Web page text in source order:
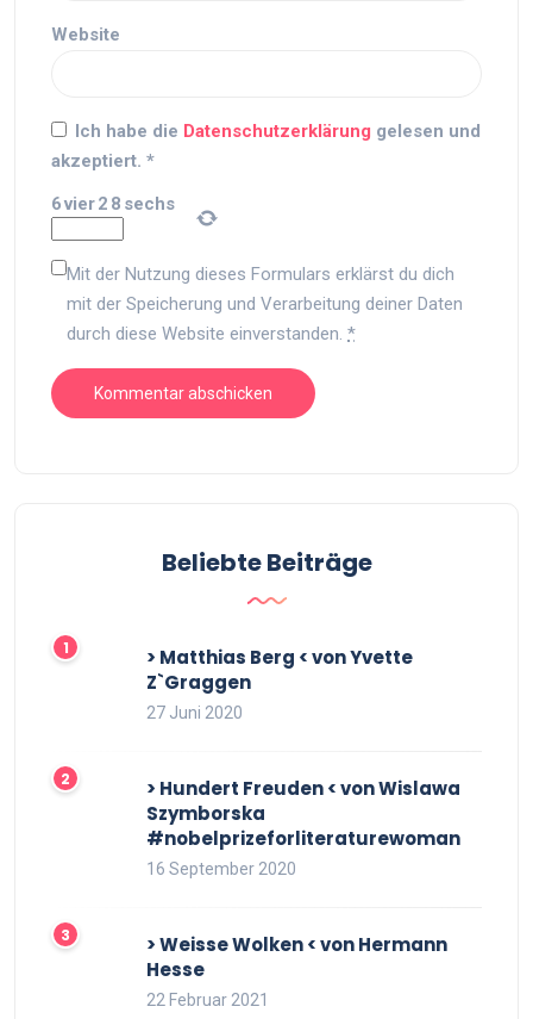
Website
Ich habe die Datenschutzerklärung gelesen und
akzeptiert. *
6vier2 8 sechs
Mit der Nutzung dieses Formulars erklärst du dich
mit der Speicherung und Verarbeitung deiner Daten
durch diese Website einverstanden. *
Beliebte Beiträge
> Matthias Berg < von Yvette
Z`Graggen
27 Juni 2020
> Hundert Freuden < von Wislawa
Szymborska
#nobelprizeforliteraturewoman
16 September 2020
> Weisse Wolken < von Hermann
Hesse
22 Februar 2021